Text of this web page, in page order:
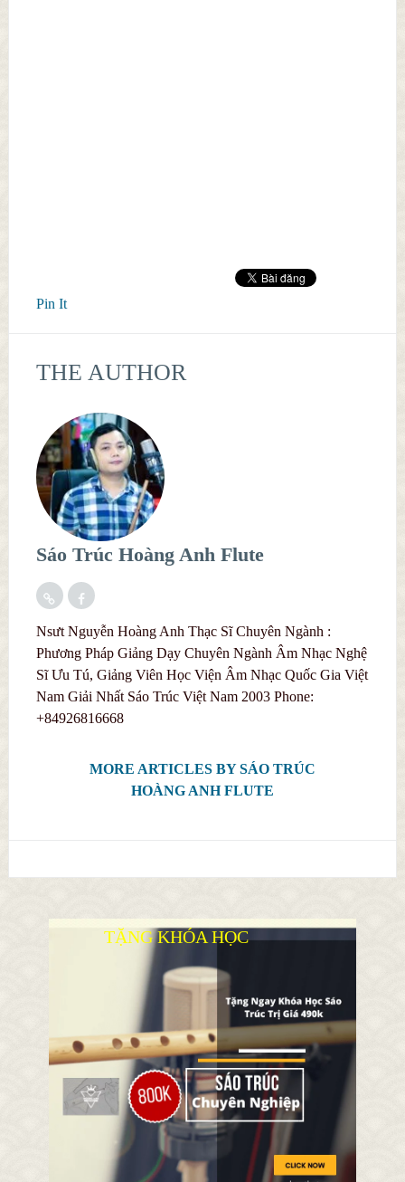
Pin It
THE AUTHOR
Sáo Trúc Hoàng Anh Flute
Nsưt Nguyễn Hoàng Anh Thạc Sĩ Chuyên Ngành :
Phương Pháp Giảng Dạy Chuyên Ngành Âm Nhạc Nghệ
Sĩ Ưu Tú, Giảng Viên Học Viện Âm Nhạc Quốc Gia Việt
Nam Giải Nhất Sáo Trúc Việt Nam 2003 Phone:
+84926816668
MORE ARTICLES BY SÁO TRÚC
HOÀNG ANH FLUTE
TẶNG KHÓA HỌC